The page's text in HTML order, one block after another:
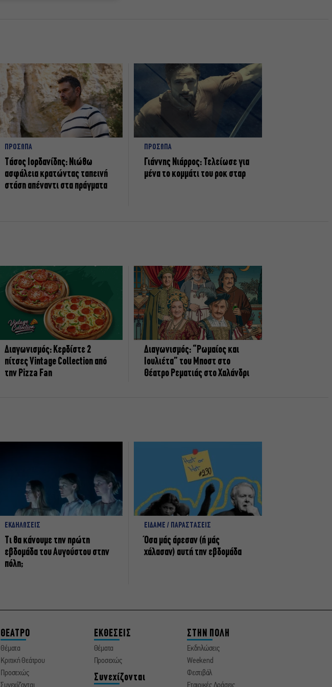
ΠΡΟΣΩΠΑ
Tάσος Ιορδανίδης: Νιώθω
ασφάλεια κρατώντας ταπεινή
στάση απέναντι στα πράγματα
ΠΡΟΣΩΠΑ
Γιάννης Νιάρρος: Τελείωσε για
μένα το κομμάτι του ροκ σταρ
Διαγωνισμός: Κερδίστε 2
πίτσες Vintage Collection από
την Pizza Fan
Διαγωνισμός: “Ρωμαίος και
Ιουλιέτα” του Μποστ στο
Θέατρο Ρεματιάς στο Χαλάνδρι
ΕΚΔΗΛΩΣΕΙΣ
Τι θα κάνουμε την πρώτη
εβδομάδα του Αυγούστου στην
πόλη;
ΕΙΔΑΜΕ / ΠΑΡΑΣΤΑΣΕΙΣ
Όσα μάς άρεσαν (ή μάς
χάλασαν) αυτή την εβδομάδα
ΘΕΑΤΡΟ
Θέματα
Κριτική Θεάτρου
Προσεχώς
ΕΚΘΕΣΕΙΣ
Θέματα
Προσεχώς
Συνεχίζονται
ΣΤΗΝ ΠΟΛΗ
Εκδηλώσεις
Weekend
Φεστιβάλ